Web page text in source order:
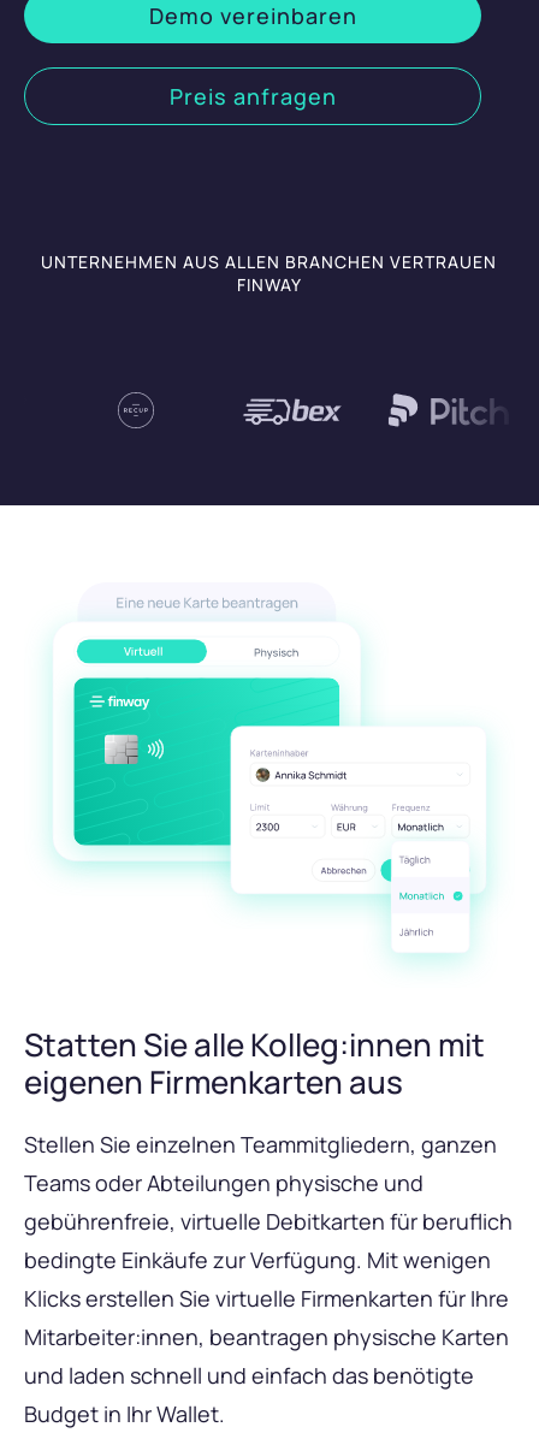
Demo vereinbaren
Preis anfragen
UNTERNEHMEN AUS ALLEN BRANCHEN VERTRAUEN
FINWAY
Statten Sie alle Kolleg:innen mit
eigenen Firmenkarten aus
Stellen Sie einzelnen Teammitgliedern, ganzen
Teams oder Abteilungen physische und
gebührenfreie, virtuelle Debitkarten für beruflich
bedingte Einkäufe zur Verfügung. Mit wenigen
Klicks erstellen Sie virtuelle Firmenkarten für Ihre
Mitarbeiter:innen, beantragen physische Karten
und laden schnell und einfach das benötigte
Budget in Ihr Wallet.